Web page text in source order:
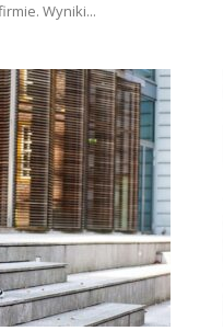
Wyniki...